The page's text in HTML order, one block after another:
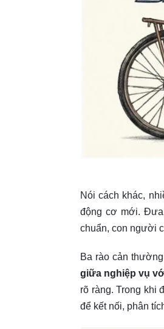
Nói cách khác,
động cơ mới. Đưa
chuẩn, con người
Ba rào cản
giữa nghiệp vụ
rõ ràng. Trong khi
để kết nối, phân